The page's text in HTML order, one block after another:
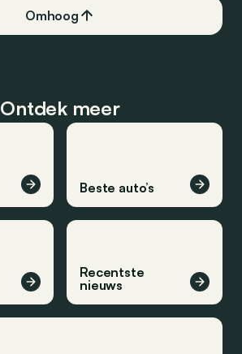
Omhoog
Ontdek meer
Beste auto’s
Recentste
nieuws